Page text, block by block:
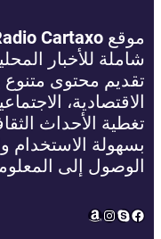
موقع Cartaxo
شاملة للأخبار
تقديم محتوى متنوع
الاقتصادية،
تغطية الأحداث
بسهولة الاستخدام
الوصول إلى
Facebook
Skype
Instagram
Amazon